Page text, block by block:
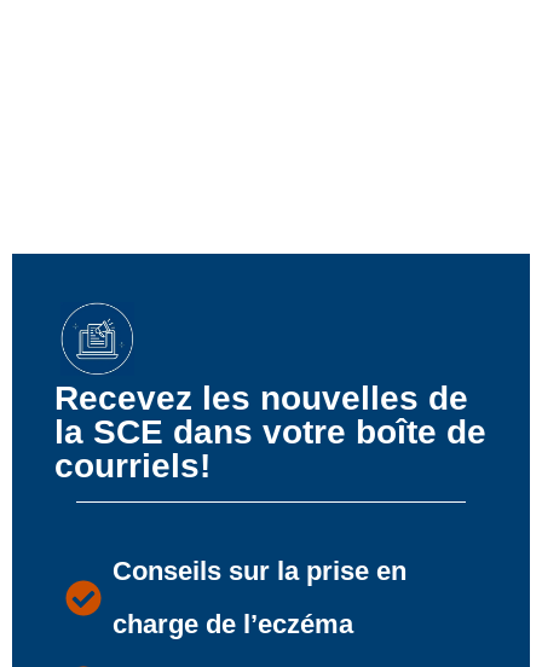
Recevez les nouvelles de
la SCE dans votre boîte de
courriels!
Conseils sur la prise en
charge de l’eczéma